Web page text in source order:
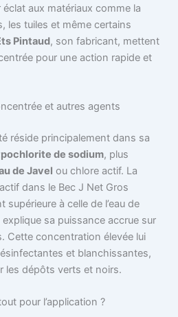
aux matériaux comme la
les tuiles et même certains
Pintaud, son fabricant, mettent
pour une action rapide et
et autres agents
réside principalement dans sa
de sodium, plus
de Javel ou chlore actif. La
dans le Bec J Net Gros
supérieure à celle de l’eau de
sa puissance accrue sur
Cette concentration élevée lui
et blanchissantes,
les dépôts verts et noirs.
pour l’application ?